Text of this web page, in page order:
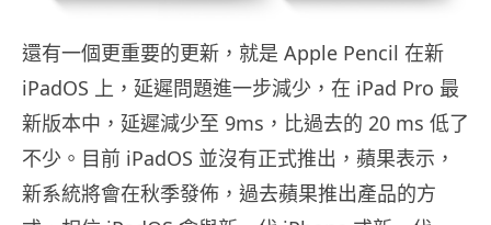
還有一個更重要的更新，就是 Apple Pencil 在新
iPadOS 上，延遲問題進一步減少，在 iPad Pro 最
新版本中，延遲減少至 9ms，比過去的 20 ms 低了
不少。目前 iPadOS 並沒有正式推出，蘋果表示，
新系統將會在秋季發佈，過去蘋果推出產品的方